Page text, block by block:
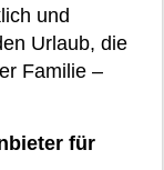
und
Urlaub, die
Familie –
für